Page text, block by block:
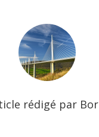
rédigé par